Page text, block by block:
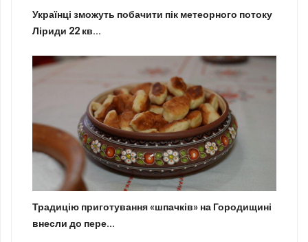
Українці зможуть побачити пік метеорного потоку
Ліриди 22 кв...
Традицію приготування «шпачків» на Городищині
внесли до пере...